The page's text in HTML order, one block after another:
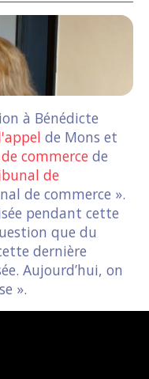
à Bénédicte
de Mons et
commerce de
de
de commerce ».
pendant cette
que du
dernière
Aujourd’hui, on
».